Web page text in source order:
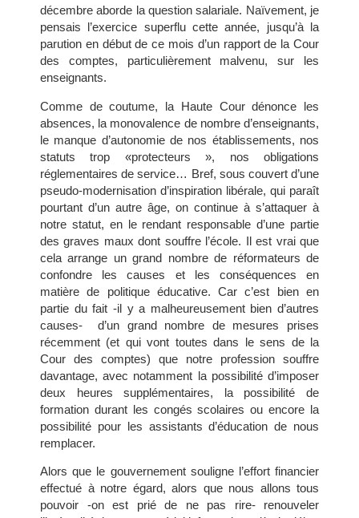
décembre aborde la question salariale. Naïvement, je
pensais l’exercice superflu cette année, jusqu’à la
parution en début de ce mois d’un rapport de la Cour
des comptes, particulièrement malvenu, sur les
enseignants.
Comme de coutume, la Haute Cour dénonce les
absences, la monovalence de nombre d’enseignants,
le manque d’autonomie de nos établissements, nos
statuts trop «protecteurs », nos obligations
réglementaires de service… Bref, sous couvert d’une
pseudo-modernisation d’inspiration libérale, qui paraît
pourtant d’un autre âge, on continue à s’attaquer à
notre statut, en le rendant responsable d’une partie
des graves maux dont souffre l’école. Il est vrai que
cela arrange un grand nombre de réformateurs de
confondre les causes et les conséquences en
matière de politique éducative. Car c’est bien en
partie du fait -il y a malheureusement bien d’autres
causes- d’un grand nombre de mesures prises
récemment (et qui vont toutes dans le sens de la
Cour des comptes) que notre profession souffre
davantage, avec notamment la possibilité d’imposer
deux heures supplémentaires, la possibilité de
formation durant les congés scolaires ou encore la
possibilité pour les assistants d’éducation de nous
remplacer.
Alors que le gouvernement souligne l’effort financier
effectué à notre égard, alors que nous allons tous
pouvoir -on est prié de ne pas rire- renouveler